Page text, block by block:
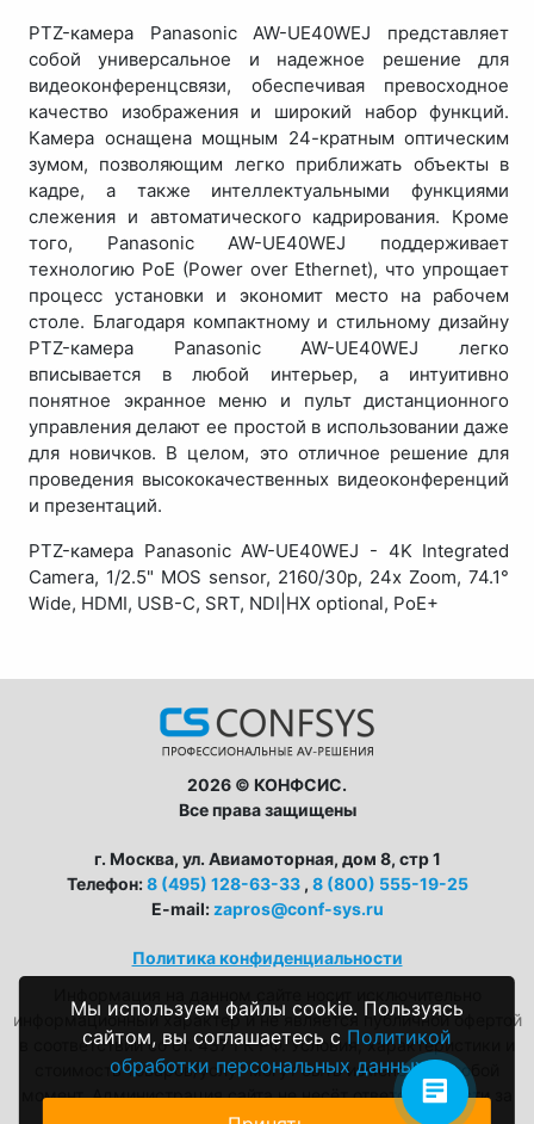
PTZ-камера Panasonic AW-UE40WEJ представляет
собой универсальное и надежное решение для
видеоконференцсвязи, обеспечивая превосходное
качество изображения и широкий набор функций.
Камера оснащена мощным 24-кратным оптическим
зумом, позволяющим легко приближать объекты в
кадре, а также интеллектуальными функциями
слежения и автоматического кадрирования. Кроме
того, Panasonic AW-UE40WEJ поддерживает
технологию PoE (Power over Ethernet), что упрощает
процесс установки и экономит место на рабочем
столе. Благодаря компактному и стильному дизайну
PTZ-камера Panasonic AW-UE40WEJ легко
вписывается в любой интерьер, а интуитивно
понятное экранное меню и пульт дистанционного
управления делают ее простой в использовании даже
для новичков. В целом, это отличное решение для
проведения высококачественных видеоконференций
и презентаций.
PTZ-камера Panasonic AW-UE40WEJ - 4K Integrated
Camera, 1/2.5" MOS sensor, 2160/30p, 24x Zoom, 74.1°
Wide, HDMI, USB-C, SRT, NDI|HX optional, PoE+
2026 © КОНФСИС.
Все права защищены
г. Москва, ул. Авиамоторная, дом 8, стр 1
Телефон:8 (495) 128-63-33 , 8 (800) 555-19-25
E-mail: zapros@conf-sys.ru
Политика конфиденциальности
информационный характер и не является публичной офертой
в соответствии со ст. 437 ГК РФ. Условия, характеристики и
стоимость товаров/услуг могут быть изменены в любой
момент. Администрация сайта не несёт ответственности за
возможные неточности в описаниях.
Мы используем файлы cookie. Пользуясь
сайтом, вы соглашаетесь с Политикой
обработки персональных данных